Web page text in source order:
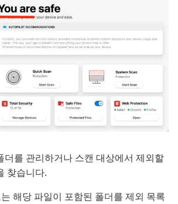
더를 관리하거나 스캔 대상에서 제외할
찾습니다.
해당 파일이 포함된 폴더를 제외 목록